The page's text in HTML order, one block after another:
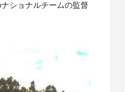
ショナルチームの監督